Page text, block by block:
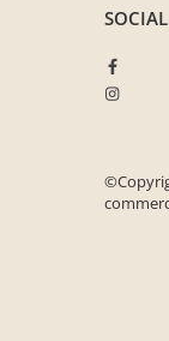
Chiuvete bucatarie
incorporabile
Masini de spalat
SOCIAL